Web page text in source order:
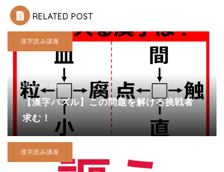
RELATED POST
漢字読み講座
2024.07.06
【漢字パズル】この問題を解ける挑戦者
求む！
漢字読み講座